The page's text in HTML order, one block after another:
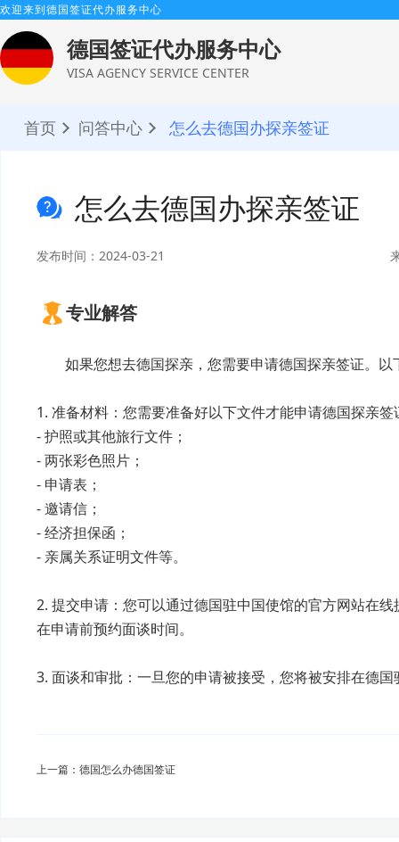
欢迎来到德国签证代办服务中心
德国签证代办服务中心
VISA AGENCY SERVICE CENTER
首页 问答中心 怎么去德国办探亲签证
怎么去德国办探亲签证
发布时间：2024-03-21
专业解答
如果您想去德国探亲，您需要申请德国探亲签证。
1. 准备材料：您需要准备好以下文件才能申请德国探亲签
- 护照或其他旅行文件；
- 两张彩色照片；
- 申请表；
- 邀请信；
- 经济担保函；
- 亲属关系证明文件等。
2. 提交申请：您可以通过德国驻中国使馆的官方网站在
在申请前预约面谈时间。
3. 面谈和审批：一旦您的申请被接受，您将被安排在德
上一篇：德国怎么办德国签证